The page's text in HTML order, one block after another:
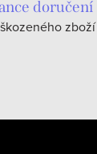
doručení
zboží